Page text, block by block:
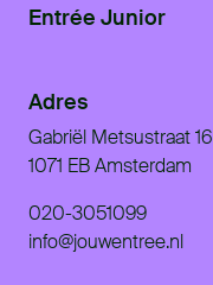
Entrée Junior
Adres
Gabriël Metsustraat 16
1071 EB Amsterdam
020-3051099
info@jouwentree.nl